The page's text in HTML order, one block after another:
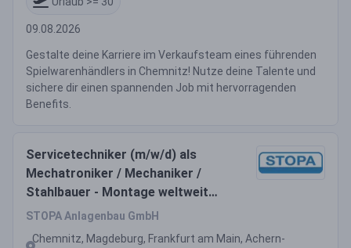
09.08.2026
Gestalte deine Karriere im Verkaufsteam eines führenden
Spielwarenhändlers in Chemnitz! Nutze deine Talente und
sichere dir einen spannenden Job mit hervorragenden
Benefits.
Servicetechniker (m/w/d) als
Mechatroniker / Mechaniker /
Stahlbauer - Montage weltweit
100 % Außendienst
STOPA Anlagenbau GmbH
Chemnitz, Magdeburg, Frankfurt am Main, Achern-